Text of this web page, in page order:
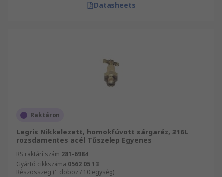
Datasheets
Raktáron
Legris Nikkelezett, homokfúvott sárgaréz, 316L
rozsdamentes acél Tűszelep Egyenes
RS raktári szám 281-6984
Gyártó cikkszáma 0562 05 13
Részösszeg (1 doboz / 10 egység)